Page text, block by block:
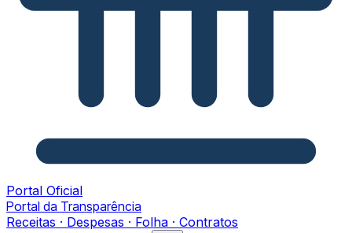
Portal Oficial
Portal da Transparência
Receitas · Despesas · Folha · Contratos